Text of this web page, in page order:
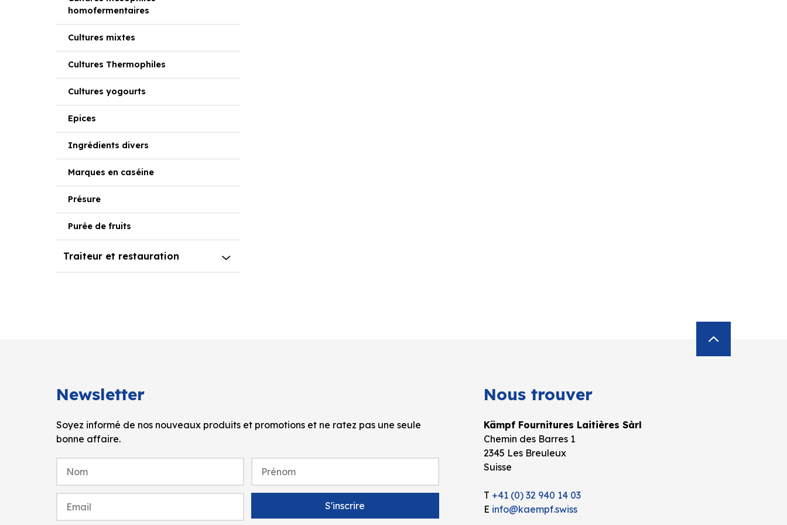
homofermentaires
Cultures mixtes
Cultures Thermophiles
Cultures yogourts
Epices
Ingrédients divers
Marques en caséine
Présure
Purée de fruits
Traiteur et restauration
Newsletter
Soyez informé de nos nouveaux produits et promotions et ne ratez pas une seule
bonne affaire.
Nous trouver
Kämpf Fournitures Laitières Sàrl
Chemin des Barres 1
2345 Les Breuleux
Suisse
T +41 (0) 32 940 14 03
E info@kaempf.swiss